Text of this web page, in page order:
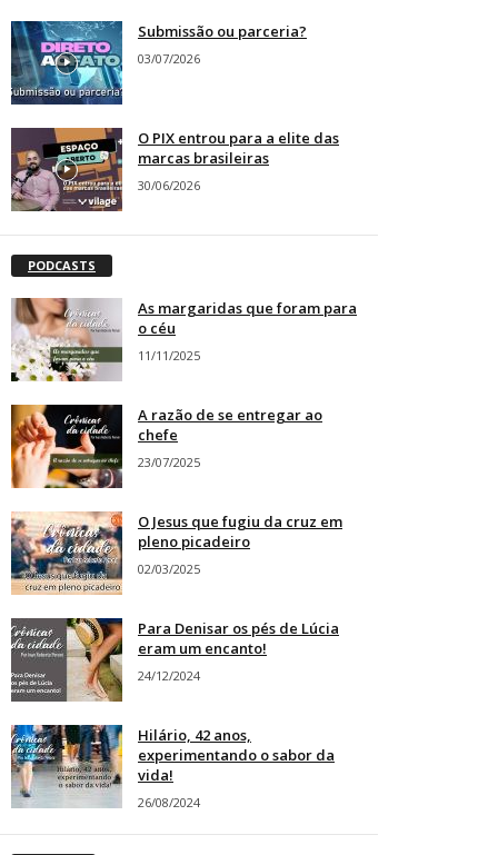
Submissão ou parceria?
03/07/2026
O PIX entrou para a elite das
marcas brasileiras
30/06/2026
PODCASTS
As margaridas que foram para
o céu
11/11/2025
A razão de se entregar ao
chefe
23/07/2025
O Jesus que fugiu da cruz em
pleno picadeiro
02/03/2025
Para Denisar os pés de Lúcia
eram um encanto!
24/12/2024
Hilário, 42 anos,
experimentando o sabor da
vida!
26/08/2024